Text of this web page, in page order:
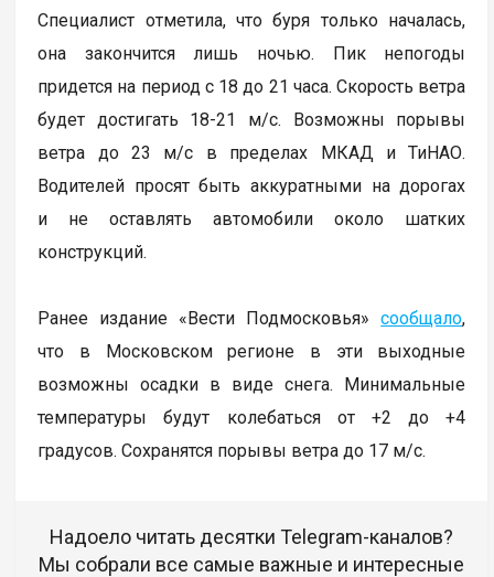
Специалист отметила, что буря только началась,
она закончится лишь ночью. Пик непогоды
придется на период с 18 до 21 часа. Скорость ветра
будет достигать 18-21 м/с. Возможны порывы
ветра до 23 м/с в пределах МКАД и ТиНАО.
Водителей просят быть аккуратными на дорогах
и не оставлять автомобили около шатких
конструкций.
Ранее издание «Вести Подмосковья»сообщало,
что в Московском регионе в эти выходные
возможны осадки в виде снега. Минимальные
температуры будут колебаться от +2 до +4
градусов. Сохранятся порывы ветра до 17 м/с.
Надоело читать десятки Telegram-каналов?
Мы собрали все самые важные и интересные